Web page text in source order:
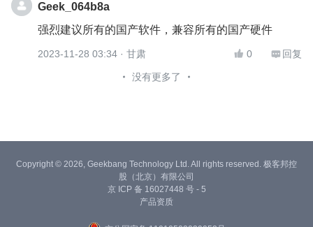
Geek_064b8a
强烈建议所有的国产软件，兼容所有的国产硬件
2023-11-28 03:34 · 甘肃  0  回复
没有更多了
Copyright © 2026, Geekbang Technology Ltd. All rights reserved. 极客邦控
股（北京）有限公司
京 ICP 备 16027448 号 - 5
产品资质